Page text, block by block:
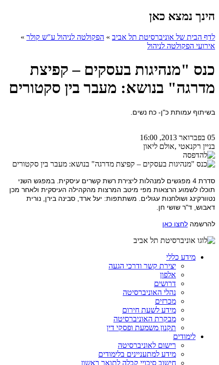
הינך נמצא כאן
לדף הבית של אוניברסיטת תל אביב » הפקולטה לניהול ע"ש קולר »
אירועי הפקולטה לניהול
כנס "מנהיגות בעסקים – קפיצת
מדרגה" בנושא: מעבר בין סקטורים
בשיתוף עמותת כ"ן- כח נשים
05 בפברואר 2013, 16:00
בניין רקנאטי ,אולם ליאון
סדרת 4 מפגשים למנהלות ליצירת רשת קשרים עיסקית. במפגש השני
תוכלו לשמוע הרצאות מפי מיטב המרצות מהקהילה העיסקית ולאחר מכן
נטוורקינג ושולחנות עגולים. משתתפות: יעל ארד, סבינה בירן, נורית
דאבוש, ד"ר שושי חן
להרשמה לחצו כאן
מידע כללי
יצירת קשר ודרכי הגעה
אלפון
דרושים
נהלי האוניברסיטה
מכרזים
מידע לשעת חירום
מבקרת האוניברסיטה
תקנון משמעת ופסקי דין
לימודים
רישום לאוניברסיטה
מידע למתעניינים בלימודים
חישוב סיכויי קבלה לתואר ראשון